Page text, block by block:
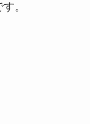
。